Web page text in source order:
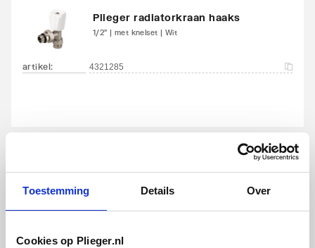
Toestemming Details Over
Cookies op Plieger.nl
Met blindstoppen Ja
bevestigingsmateriaal
tapwater circuit
Plieger radiatorkraan haaks
1/2" | met knelset | Wit
artikel: 4321285
Plieger radiatorkraan recht
artikel: 4321290